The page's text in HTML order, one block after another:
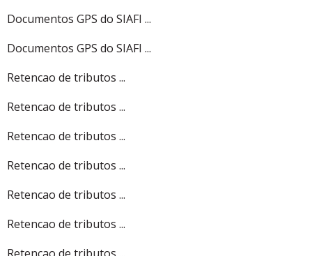
Documentos GPS do SIAFI ...
Documentos GPS do SIAFI ...
Retencao de tributos ...
Retencao de tributos ...
Retencao de tributos ...
Retencao de tributos ...
Retencao de tributos ...
Retencao de tributos ...